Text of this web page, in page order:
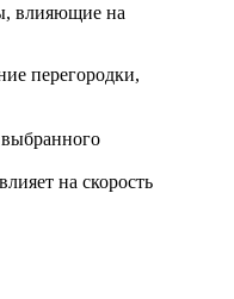
влияющие на
перегородки,
на скорость